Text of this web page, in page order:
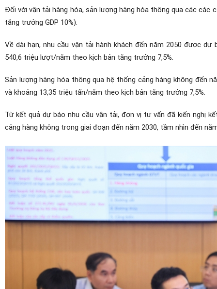
Đối với vận tải hàng hóa, sản lượng hàng hóa thông qua các các
tăng trưởng GDP 10%).
Về dài hạn, nhu cầu vận tải hành khách đến năm 2050 được
540,6 triệu lượt/năm theo kịch bản tăng trưởng 7,5%.
Sản lượng hàng hóa thông qua hệ thống cảng hàng không đến
và khoảng 13,35 triệu tấn/năm theo kịch bản tăng trưởng 7,5%.
Từ kết quả dự báo nhu cầu vận tải, đơn vị tư vấn đã kiến nghị
cảng hàng không trong giai đoạn đến năm 2030, tầm nhìn đến